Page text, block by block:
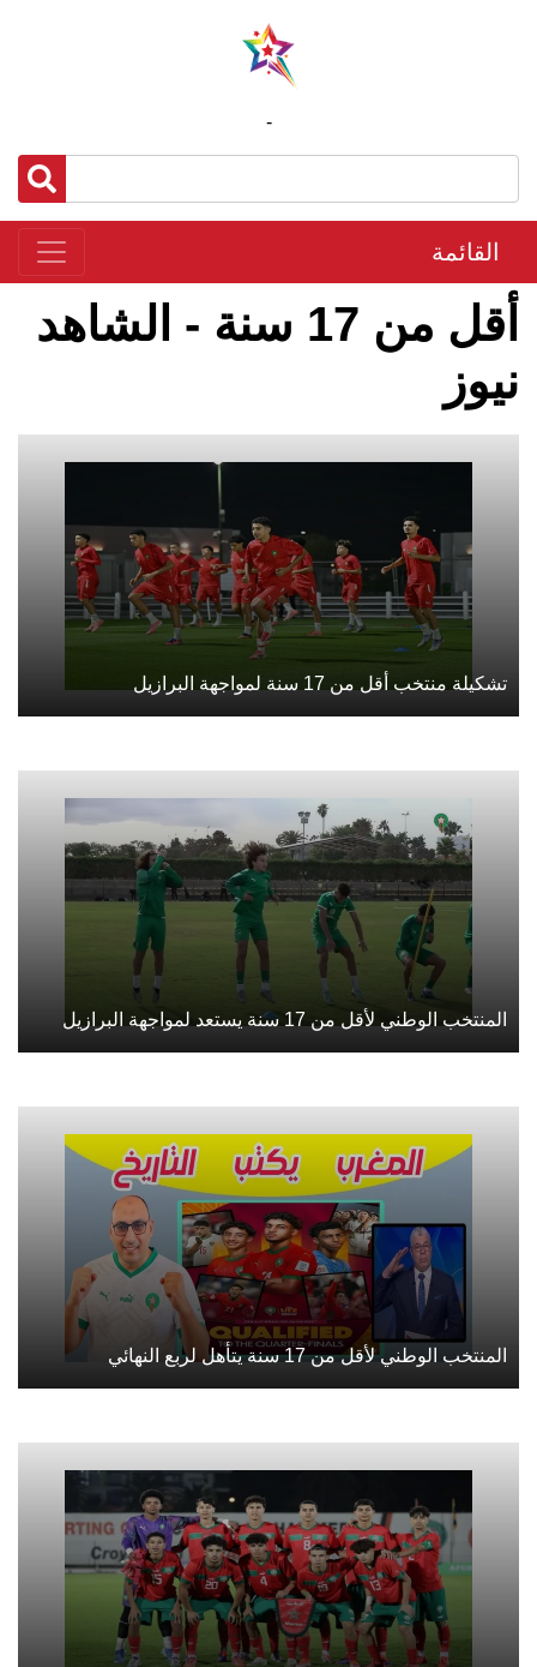
-
القائمة
أقل من 17 سنة - الشاهد
نيوز
تشكيلة منتخب أقل من 17 سنة لمواجهة البرازيل
المنتخب الوطني لأقل من 17 سنة يستعد لمواجهة البرازيل
المنتخب الوطني لأقل من 17 سنة يتأهل لربع النهائي